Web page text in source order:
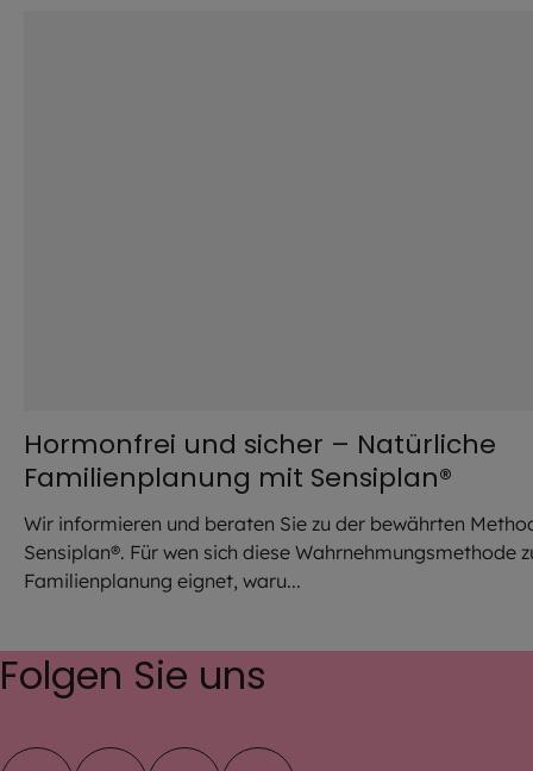
Hormonfrei und sicher – Natürliche
Familienplanung mit Sensiplan®
Wir informieren und beraten Sie zu der bewährten
Sensiplan®. Für wen sich diese Wahrnehmungsmethode
Familienplanung eignet, waru...
Folgen Sie uns